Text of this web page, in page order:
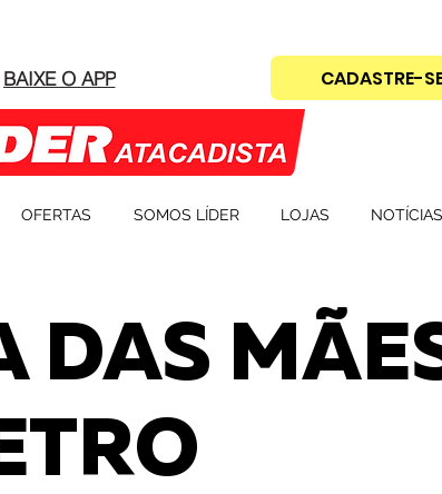
BAIXE O APP CADASTRE-
OFERTAS SOMOS LÍDER LOJAS NOTÍCIAS
DAS